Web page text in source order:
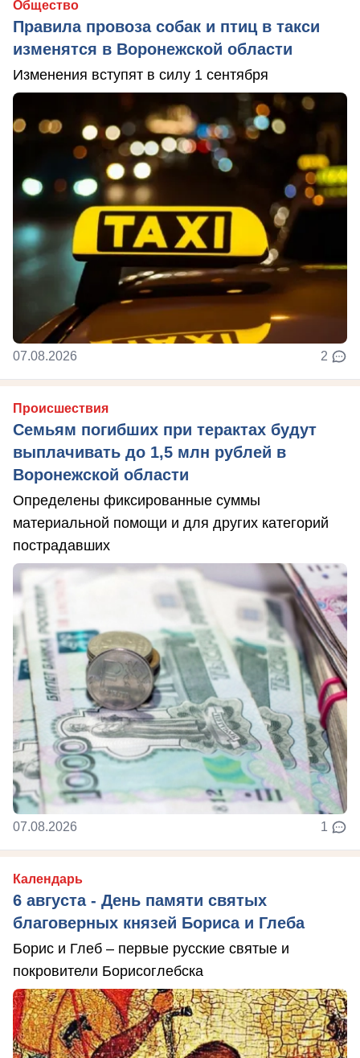
Общество
Правила провоза собак и птиц в такси
изменятся в Воронежской области
Изменения вступят в силу 1 сентября
07.08.2026 2
Происшествия
Семьям погибших при терактах будут
выплачивать до 1,5 млн рублей в
Воронежской области
Определены фиксированные суммы
материальной помощи и для других категорий
пострадавших
07.08.2026 1
Календарь
6 августа - День памяти святых
благоверных князей Бориса и Глеба
Борис и Глеб – первые русские святые и
покровители Борисоглебска